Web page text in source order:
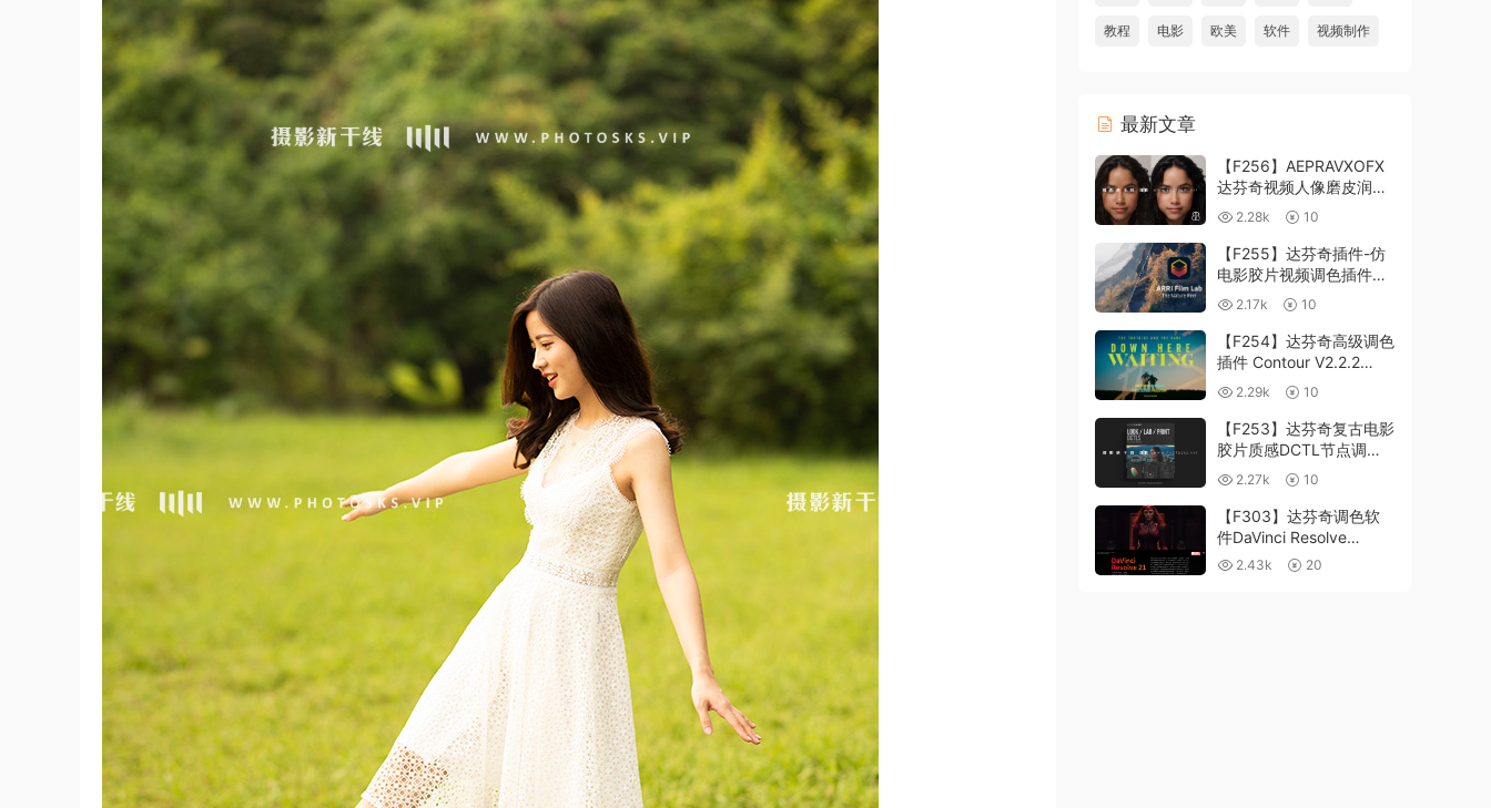
教程 电影 欧美 软件 视频制作
最新文章
【F256】AEPRAVXOFX
达芬奇视频人像磨皮润肤
美颜插件 Beauty Box
V6.0.3 Win
2.28k 10
【F255】达芬奇插件-仿
电影胶片视频调色插件
ARRI Film Lab 1.0.10 Win
2.17k 10
【F254】达芬奇高级调色
插件 Contour V2.2.2
WinMac 含使用教程
2.29k 10
【F253】达芬奇复古电影
胶片质感DCTL节点调色
预设 MonoNodes LOOK
LAB PRINT V4.0
2.27k 10
【F303】达芬奇调色软
件DaVinci Resolve
Studio21.0.3 中文版
2.43k 20